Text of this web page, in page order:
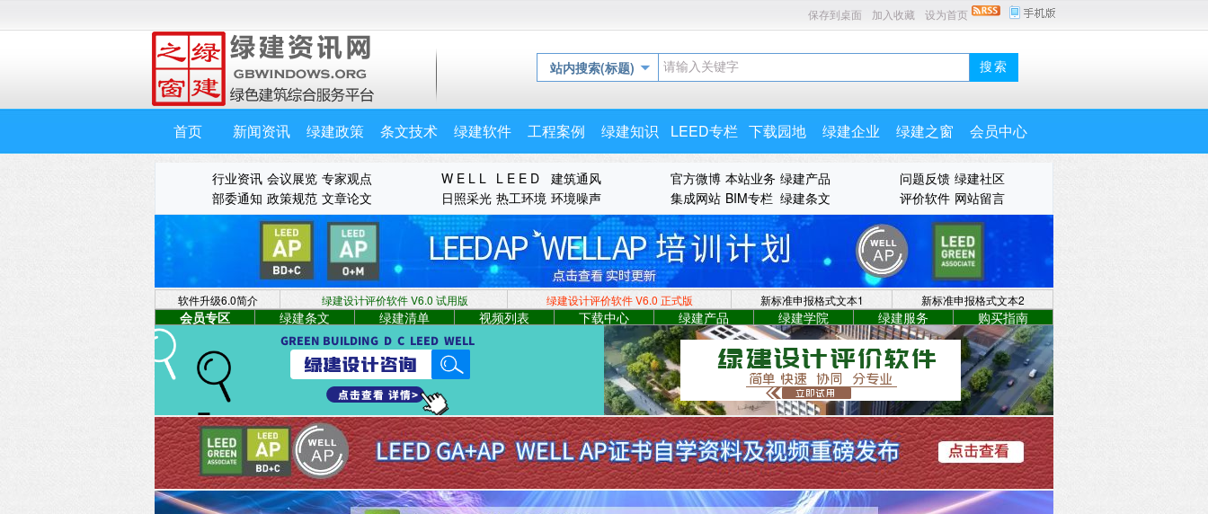
保存到桌面 加入收藏 设为首页
站内搜索(标题)
首页 新闻资讯 绿建政策 条文技术 绿建软件 工程案例 绿建知识 LEED专栏 下载园地 绿建企业 绿建之窗 会员中心
行业资讯 会议展览 专家观点
部委通知 政策规范 文章论文
W E L L L E E D
建筑通风
日照采光 热工环境 环境噪声
官方微博 本站业务 绿建产品
集成网站 BIM专栏 绿建条文
问题反馈 绿建社区
评价软件 网站留言
软件升级6.0简介 绿建设计评价软件 V6.0 试用版 绿建设计评价软件 V6.0 正式版 新标准申报格式文本1 新标准申报格式文本2
会员专区 绿建条文 绿建清单 视频列表 下载中心 绿建产品 绿建学院 绿建服务 购买指南